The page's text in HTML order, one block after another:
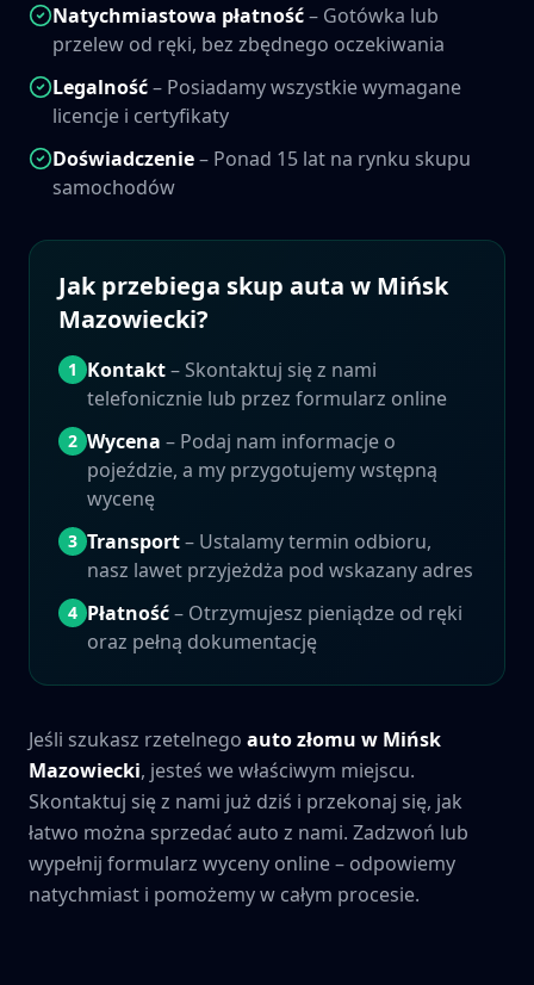
Natychmiastowa płatność– Gotówka lub
przelew od ręki, bez zbędnego oczekiwania
Legalność– Posiadamy wszystkie wymagane
licencje i certyfikaty
Doświadczenie– Ponad 15 lat na rynku skupu
samochodów
Jak przebiega skup auta w Mińsk
Mazowiecki?
1 Kontakt– Skontaktuj się z nami
telefonicznie lub przez formularz online
2 Wycena – Podaj nam informacje o
pojeździe, a my przygotujemy wstępną
wycenę
3 Transport– Ustalamy termin odbioru,
nasz lawet przyjeżdża pod wskazany adres
4 Płatność– Otrzymujesz pieniądze od ręki
oraz pełną dokumentację
Jeśli szukasz rzetelnego auto złomu w Mińsk
Mazowiecki, jesteś we właściwym miejscu.
Skontaktuj się z nami już dziś i przekonaj się, jak
łatwo można sprzedać auto z nami. Zadzwoń lub
wypełnij formularz wyceny online – odpowiemy
natychmiast i pomożemy w całym procesie.